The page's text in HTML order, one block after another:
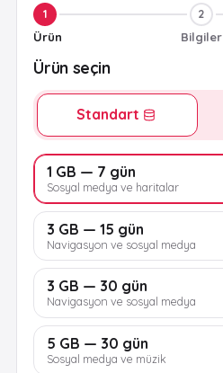
1
Ürün
2
Bilgiler
Ürün seçin
Standart
1 GB — 7 gün
Sosyal medya ve haritalar
3 GB — 15 gün
Navigasyon ve sosyal medya
3 GB — 30 gün
Navigasyon ve sosyal medya
5 GB — 30 gün
Sosyal medya ve müzik